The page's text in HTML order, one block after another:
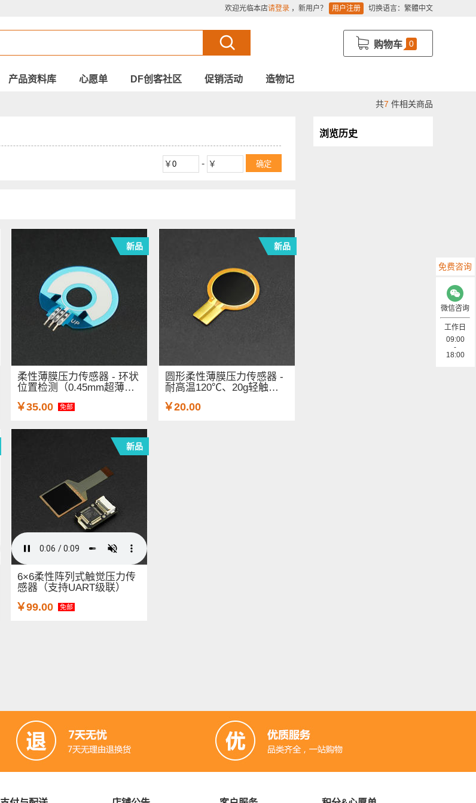
欢迎光临本店请登录 ，新用户？ 用户注册 切换语言： 繁體中文
购物车 0
产品资料库 心愿单 DF创客社区 促销活动 造物记
共7 件相关商品
-
柔性薄膜压力传感器 - 环状
位置检测（0.45mm超薄、
￥35.00 免邮
新品
圆形柔性薄膜压力传感器 -
耐高温120℃、20g轻触感
￥20.00
新品
6×6柔性阵列式触觉压力传
感器（支持UART级联）
￥99.00 免邮
新品
浏览历史
免费咨询
微信咨询
工作日
09:00
-
18:00